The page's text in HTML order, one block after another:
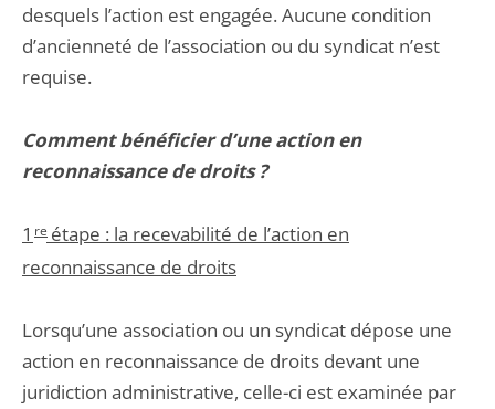
desquels l’action est engagée. Aucune condition
d’ancienneté de l’association ou du syndicat n’est
requise.
Comment bénéficier d’une action en
reconnaissance de droits ?
1 reétape : la recevabilité de l’action en
reconnaissance de droits
Lorsqu’une association ou un syndicat dépose une
action en reconnaissance de droits devant une
juridiction administrative, celle-ci est examinée par